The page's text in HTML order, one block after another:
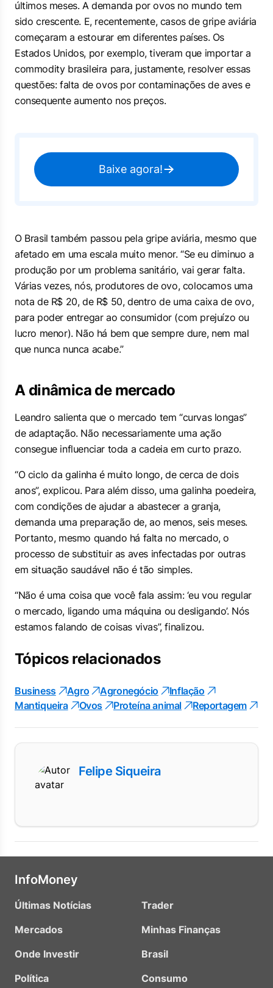
últimos meses. A demanda por ovos no mundo tem
sido crescente. E, recentemente, casos de gripe aviária
começaram a estourar em diferentes países. Os
Estados Unidos, por exemplo, tiveram que importar a
commodity brasileira para, justamente, resolver essas
questões: falta de ovos por contaminações de aves e
consequente aumento nos preços.
Baixe agora!
O Brasil também passou pela gripe aviária, mesmo que
afetado em uma escala muito menor. “Se eu diminuo a
produção por um problema sanitário, vai gerar falta.
Várias vezes, nós, produtores de ovo, colocamos uma
nota de R$ 20, de R$ 50, dentro de uma caixa de ovo,
para poder entregar ao consumidor (com prejuízo ou
lucro menor). Não há bem que sempre dure, nem mal
que nunca nunca acabe.”
A dinâmica de mercado
Leandro salienta que o mercado tem “curvas longas”
de adaptação. Não necessariamente uma ação
consegue influenciar toda a cadeia em curto prazo.
“O ciclo da galinha é muito longo, de cerca de dois
anos”, explicou. Para além disso, uma galinha poedeira,
com condições de ajudar a abastecer a granja,
demanda uma preparação de, ao menos, seis meses.
Portanto, mesmo quando há falta no mercado, o
processo de substituir as aves infectadas por outras
em situação saudável não é tão simples.
“Não é uma coisa que você fala assim: ‘eu vou regular
o mercado, ligando uma máquina ou desligando’. Nós
estamos falando de coisas vivas”, finalizou.
Tópicos relacionados
Business Agro Agronegócio
Inflação
Mantiqueira
Ovos Proteína animal Reportagem
Felipe Siqueira
InfoMoney
Últimas Notícias
Mercados
Onde Investir
Política
Trader
Minhas Finanças
Brasil
Consumo